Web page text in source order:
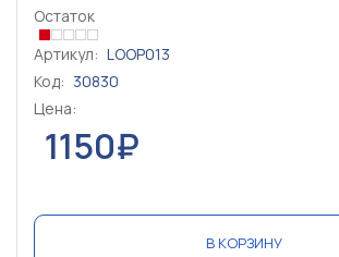
Остаток
Артикул: LOOP013
Код: 30830
Цена:
1150₽
В КОРЗИНУ